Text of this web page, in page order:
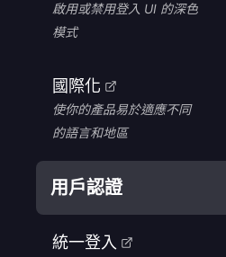
啟用或禁用登入 UI 的深色
模式
國際化
使你的產品易於適應不同
的語言和地區
用戶認證
統一登入